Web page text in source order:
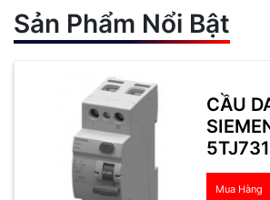
Sản Phẩm Nổi Bật
CẦU
Mua Hàng